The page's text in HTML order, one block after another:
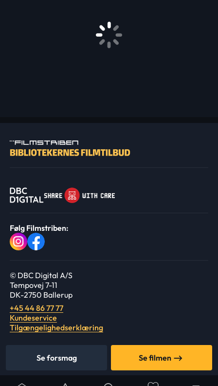
Se forsmag Se filmen
Følg Filmstriben:
© DBC Digital A/S
Tempovej 7-11
DK-2750 Ballerup
+45 44 86 77 77
Kundeservice
Tilgængelighedserklæring